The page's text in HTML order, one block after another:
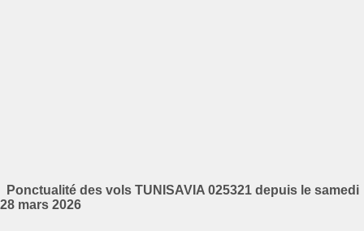
Ponctualité des vols TUNISAVIA 025321 depuis le samedi
28 mars 2026